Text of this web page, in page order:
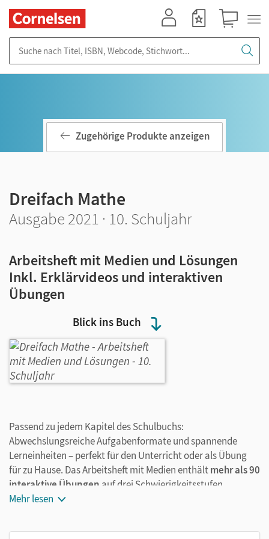
Blick ins Buch
Zugehörige Produkte anzeigen
Dreifach Mathe
Ausgabe 2021 · 10. Schuljahr
Arbeitsheft mit Medien und Lösungen
Inkl. Erklärvideos und interaktiven
Übungen
Passend zu jedem Kapitel des Schulbuchs:
Abwechslungsreiche Aufgabenformate und spannende
Lerneinheiten – perfekt für den Unterricht oder als Übung
für zu Hause. Das Arbeitsheft mit Medien enthältmehr als 90
interaktive Übungen auf drei Schwierigkeitsstufen
undüber 30 Erklärfilme
Mehr lesen